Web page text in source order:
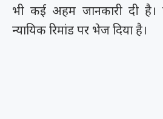
भी कई अहम जानकारी दी
न्यायिक रिमांड पर भेज दिया है।